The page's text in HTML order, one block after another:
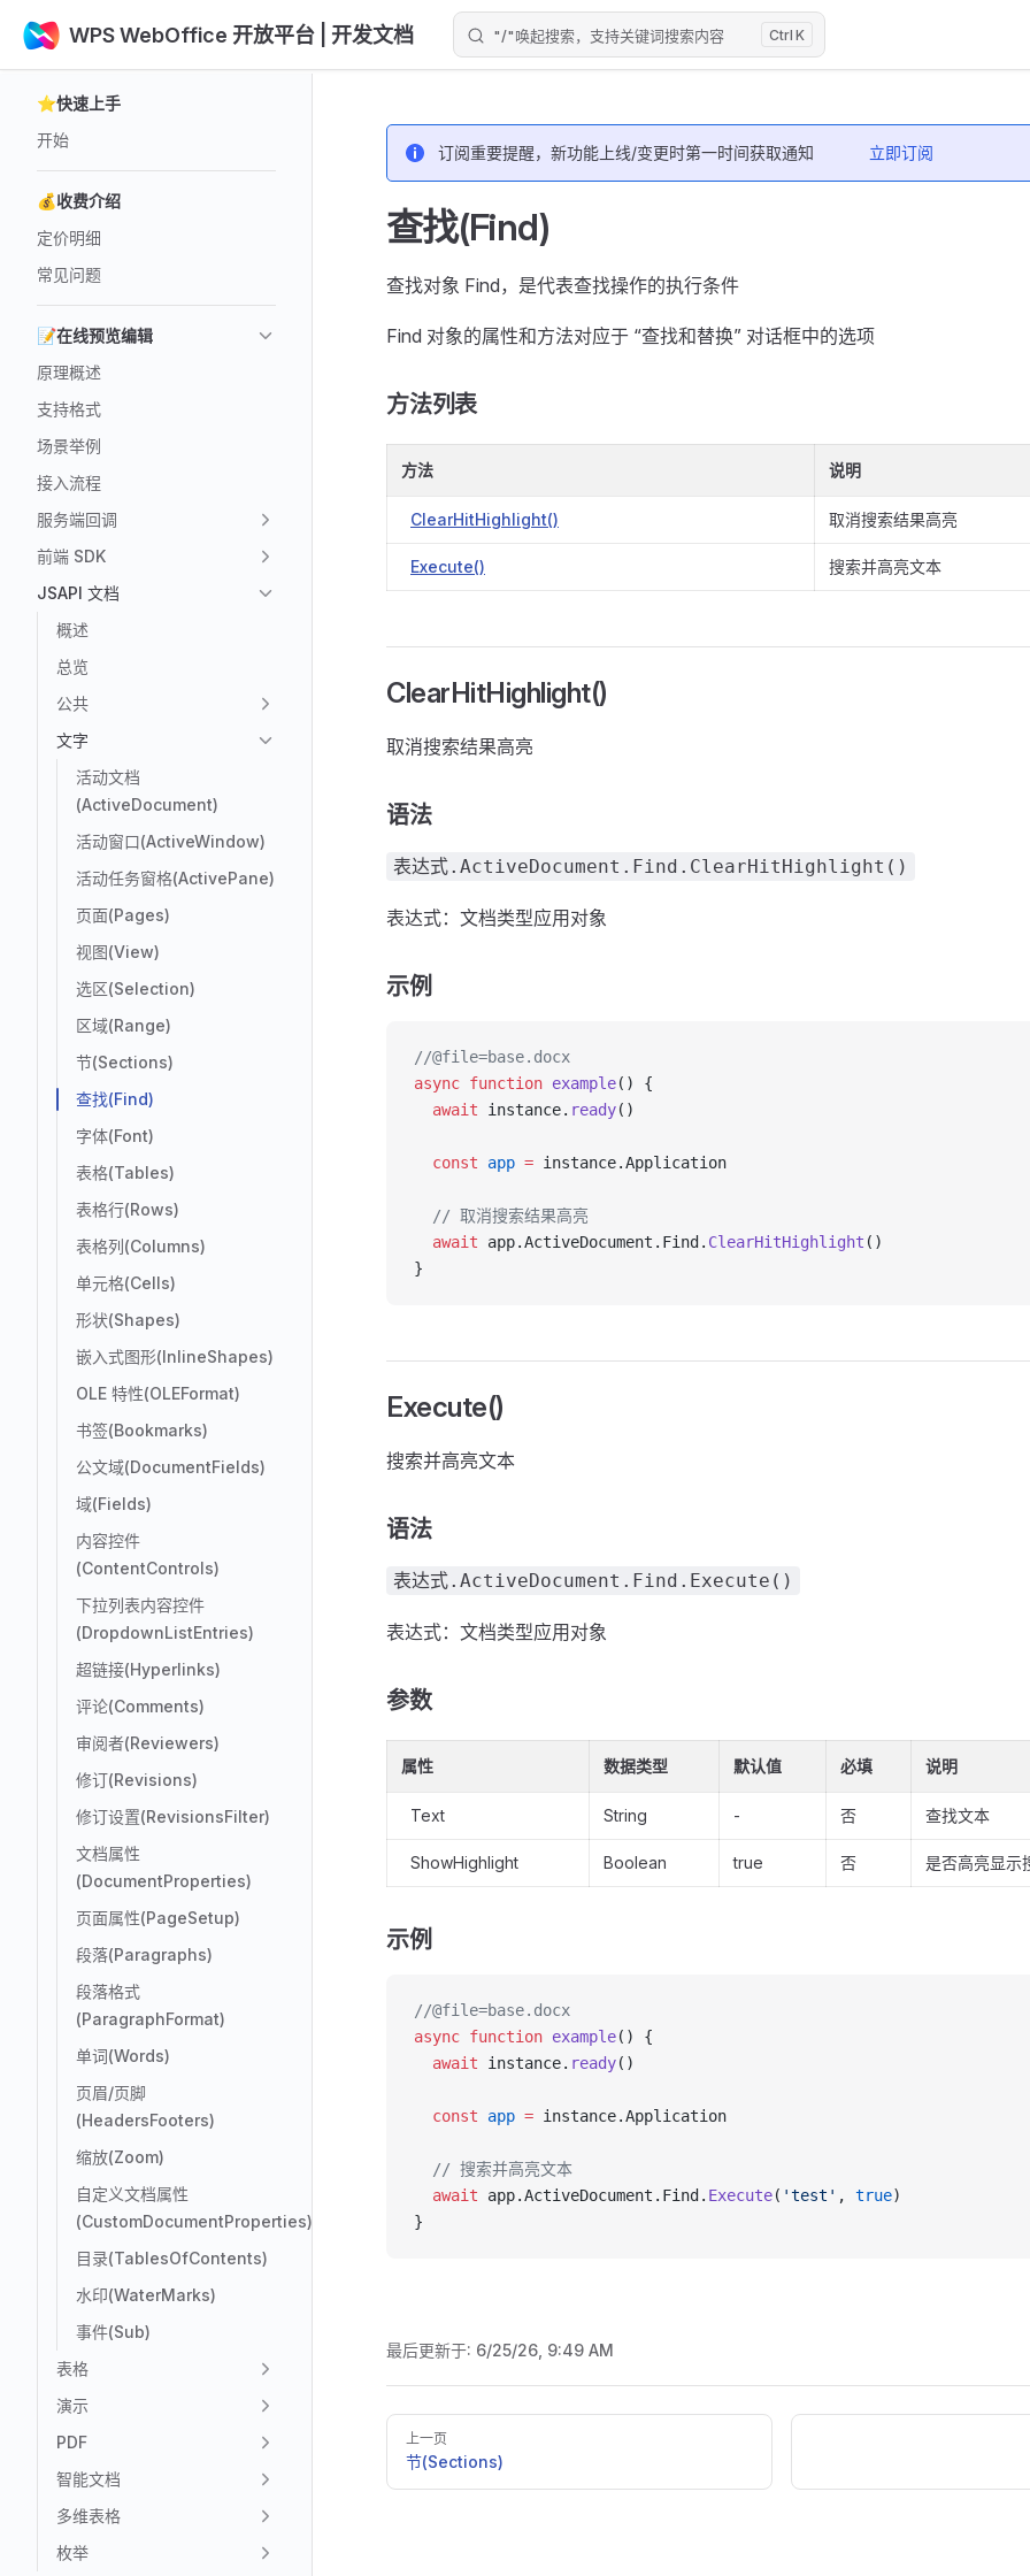
Skip to content
WPS WebOffice 开放平台 | 开发文档 "/"唤起搜索，支持关键词搜索内容 K
⭐快速上手
开始
💰收费介绍
定价明细
常见问题
📝在线预览编辑
原理概述
支持格式
场景举例
接入流程
服务端回调
前端 SDK
JSAPI 文档
概述
总览
公共
文字
活动文档
(ActiveDocument)
活动窗口(ActiveWindow)
活动任务窗格(ActivePane)
页面(Pages)
视图(View)
选区(Selection)
区域(Range)
节(Sections)
查找(Find)
字体(Font)
表格(Tables)
表格行(Rows)
表格列(Columns)
单元格(Cells)
形状(Shapes)
嵌入式图形(InlineShapes)
OLE 特性(OLEFormat)
书签(Bookmarks)
公文域(DocumentFields)
域(Fields)
内容控件
(ContentControls)
下拉列表内容控件
(DropdownListEntries)
超链接(Hyperlinks)
评论(Comments)
审阅者(Reviewers)
修订(Revisions)
修订设置(RevisionsFilter)
文档属性
(DocumentProperties)
页面属性(PageSetup)
段落(Paragraphs)
段落格式
(ParagraphFormat)
单词(Words)
页眉/页脚
(HeadersFooters)
缩放(Zoom)
自定义文档属性
(CustomDocumentProperties)
目录(TablesOfContents)
水印(WaterMarks)
事件(Sub)
表格
演示
PDF
智能文档
多维表格
枚举
订阅重要提醒，新功能上线/变更时第一时间获取通知 立即订阅
查找(Find)
查找对象 Find，是代表查找操作的执行条件
Find 对象的属性和方法对应于 “查找和替换” 对话框中的选项
方法列表
方法 说明
ClearHitHighlight() 取消搜索结果高亮
Execute() 搜索并高亮文本
ClearHitHighlight()
取消搜索结果高亮
语法
表达式.ActiveDocument.Find.ClearHitHighlight()
表达式：文档类型应用对象
示例
//@file=base.docx
async function example() {
  await
instance. ready()
  const
app = instance.Application
  // 取消搜索结果高亮
  await
app.ActiveDocument.Find. ClearHitHighlight ()
}
Execute()
搜索并高亮文本
语法
表达式.ActiveDocument.Find.Execute()
表达式：文档类型应用对象
参数
属性 数据类型 默认值 必填 说明
Text String - 否 查找文本
ShowHighlight Boolean true 否 是否高亮显示
示例
//@file=base.docx
async function example() {
  await
instance. ready()
  const
app = instance.Application
  // 搜索并高亮文本
  await
app.ActiveDocument.Find. Execute( 'test' , true)
}
最后更新于: 6/25/26, 9:49 AM
Pager
上一页
节(Sections)